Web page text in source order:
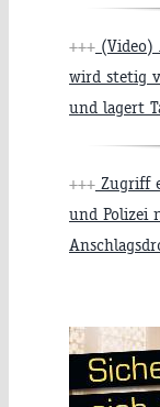
+++ (Video)
wird stetig
und lagert
+++ Zugriff
und Polizei